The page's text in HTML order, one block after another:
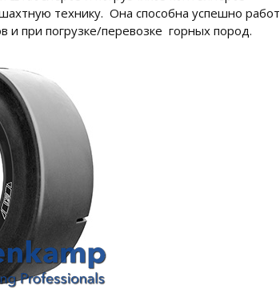
технику. Она способна успешно
и при погрузке/перевозке горных пород.